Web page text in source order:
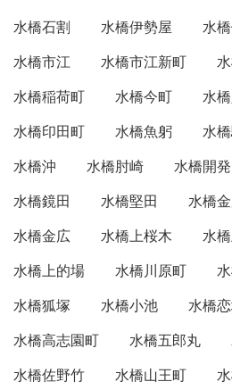
水橋石割
水橋伊勢屋
水
水橋市江
水橋市江新町
水橋稲荷町
水橋今町
水
水橋印田町
水橋魚躬 水
水橋沖
水橋肘崎 水橋開発
水橋鏡田
水橋堅田 水橋
水橋金広
水橋上桜木
水
水橋上的場
水橋川原町
水橋狐塚
水橋小池 水橋
水橋高志園町
水橋五郎丸
水橋佐野竹
水橋山王町